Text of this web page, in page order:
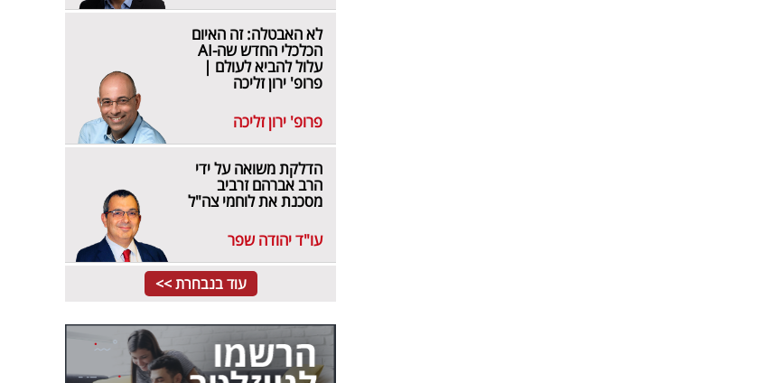
לא האבטלה: זה האיום
הכלכלי החדש שה-AI
עלול להביא לעולם |
פרופ' ירון זליכה
פרופ' ירון זליכה
הדלקת משואה על ידי
הרב אברהם זרביב
מסכנת את לוחמי צה"ל
עו"ד יהודה שפר
עוד בנבחרת >>